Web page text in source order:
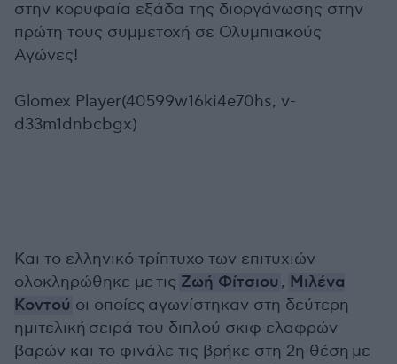
στην κορυφαία εξάδα της διοργάνωσης στην
πρώτη τους συμμετοχή σε Ολυμπιακούς
Αγώνες!
Glomex Player(40599w16ki4e70hs, v-
d33m1dnbcbgx)
Και το ελληνικό τρίπτυχο των επιτυχιών
ολοκληρώθηκε μετις Ζωή Φίτσιου , Μιλένα
Κοντού οι οποίες αγωνίστηκαν στη δεύτερη
ημιτελική σειρά του διπλού σκιφ ελαφρών
βαρών και το φινάλε τις βρήκε στη 2η θέση με